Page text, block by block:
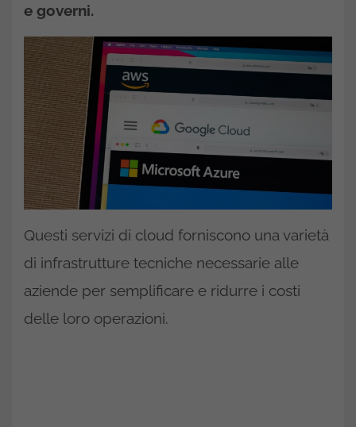
e governi.
Questi servizi di cloud forniscono una varietà
di infrastrutture tecniche necessarie alle
aziende per semplificare e ridurre i costi
delle loro operazioni.